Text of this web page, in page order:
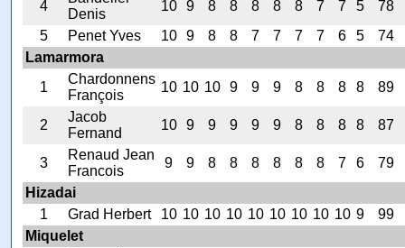
4
Denis
10 9 8 8 8 8 8 7 7 5
78
5
Penet Yves 10 9 8 8 7 7 7 7 6 5
74
Lamarmora
1
Chardonnens
François
10 10 10 9 9 9 8 8 8 8 89
2
Jacob
Fernand
10 9 9 9 9 9 8 8 8 8 87
3
Renaud Jean
Francois
9 9 8 8 8 8 8 8 7 6
79
Hizadai
1
Grad Herbert 10 10 10 10 10 10 10 10 10 9
99
Miquelet